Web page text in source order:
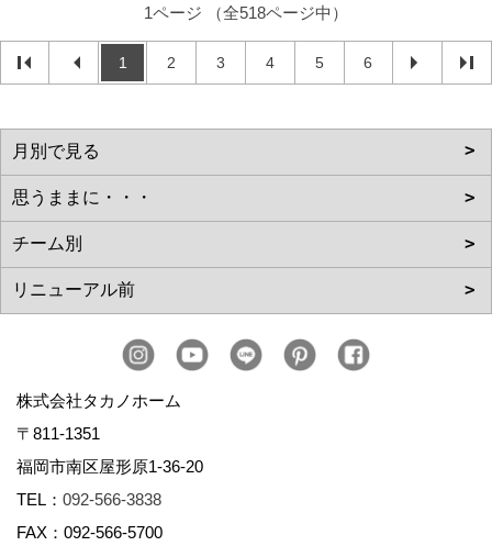
1ページ （全518ページ中）
1 2 3 4 5 6
株式会社タカノホーム
〒811-1351
福岡市南区屋形原1-36-20
TEL： 092-566-3838
FAX：092-566-5700